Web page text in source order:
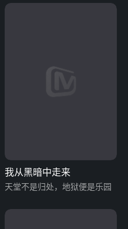
我从黑暗中走来
天堂不是归处，地狱便是乐园